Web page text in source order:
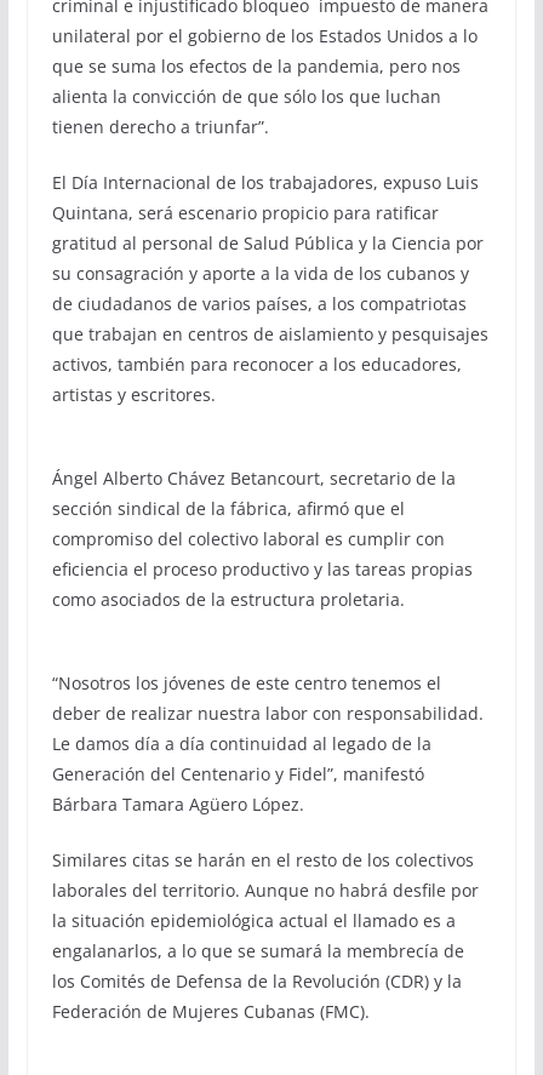
criminal e injustificado bloqueo impuesto de manera
unilateral por el gobierno de los Estados Unidos a lo
que se suma los efectos de la pandemia, pero nos
alienta la convicción de que sólo los que luchan
tienen derecho a triunfar”.
El Día Internacional de los trabajadores, expuso Luis
Quintana, será escenario propicio para ratificar
gratitud al personal de Salud Pública y la Ciencia por
su consagración y aporte a la vida de los cubanos y
de ciudadanos de varios países, a los compatriotas
que trabajan en centros de aislamiento y pesquisajes
activos, también para reconocer a los educadores,
artistas y escritores.
Ángel Alberto Chávez Betancourt, secretario de la
sección sindical de la fábrica, afirmó que el
compromiso del colectivo laboral es cumplir con
eficiencia el proceso productivo y las tareas propias
como asociados de la estructura proletaria.
“Nosotros los jóvenes de este centro tenemos el
deber de realizar nuestra labor con responsabilidad.
Le damos día a día continuidad al legado de la
Generación del Centenario y Fidel”, manifestó
Bárbara Tamara Agüero López.
Similares citas se harán en el resto de los colectivos
laborales del territorio. Aunque no habrá desfile por
la situación epidemiológica actual el llamado es a
engalanarlos, a lo que se sumará la membrecía de
los Comités de Defensa de la Revolución (CDR) y la
Federación de Mujeres Cubanas (FMC).